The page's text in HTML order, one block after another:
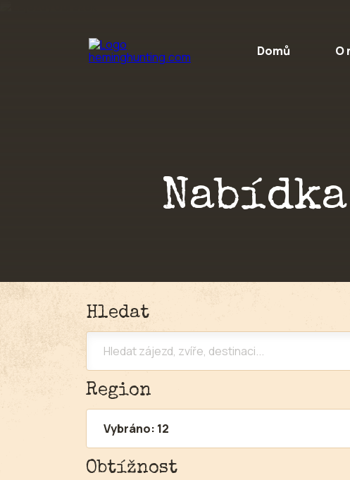
Domů O
Hledat
Region
Vybráno: 12
Obtížnost